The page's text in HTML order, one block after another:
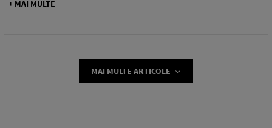
+ MAI MULTE
MAI MULTE ARTICOLE